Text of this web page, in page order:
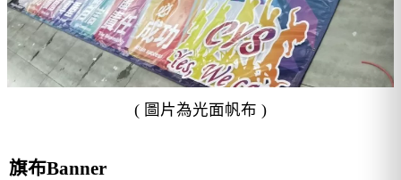
( 圖片為光面帆布 )
旗布Banner